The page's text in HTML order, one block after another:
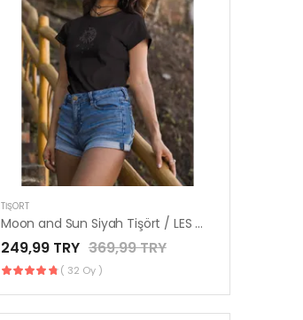
TIŞÖRT
Moon and Sun Siyah Tişört / LES MINORIA
249,99 TRY 369,99 TRY
( 32 Oy )